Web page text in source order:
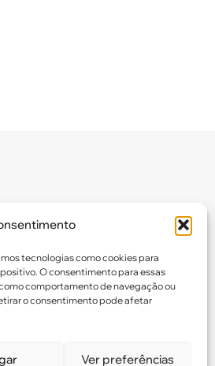
tecnologias como cookies para
O consentimento para essas
comportamento de navegação ou
o consentimento pode afetar
Ver preferências
Eleitoral